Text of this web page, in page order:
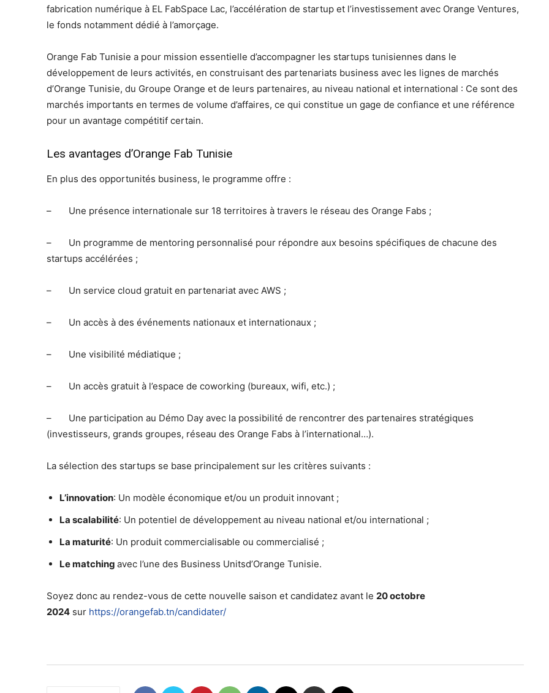
fabrication numérique à EL FabSpace Lac, l’accélération de startup et l’investissement avec Orange Ventures,
le fonds notamment dédié à l’amorçage.
Orange Fab Tunisie a pour mission essentielle d’accompagner les startups tunisiennes dans le
développement de leurs activités, en construisant des partenariats business avec les lignes de marchés
d’Orange Tunisie, du Groupe Orange et de leurs partenaires, au niveau national et international : Ce sont des
marchés importants en termes de volume d’affaires, ce qui constitue un gage de confiance et une référence
pour un avantage compétitif certain.
Les avantages d’Orange Fab Tunisie
En plus des opportunités business, le programme offre :
– Une présence internationale sur 18 territoires à travers le réseau des Orange Fabs ;
– Un programme de mentoring personnalisé pour répondre aux besoins spécifiques de chacune des
startups accélérées ;
– Un service cloud gratuit en partenariat avec AWS ;
– Un accès à des événements nationaux et internationaux ;
– Une visibilité médiatique ;
– Un accès gratuit à l’espace de coworking (bureaux, wifi, etc.) ;
– Une participation au Démo Day avec la possibilité de rencontrer des partenaires stratégiques
(investisseurs, grands groupes, réseau des Orange Fabs à l’international…).
La sélection des startups se base principalement sur les critères suivants :
L’innovation: Un modèle économique et/ou un produit innovant ;
La scalabilité: Un potentiel de développement au niveau national et/ou international ;
La maturité: Un produit commercialisable ou commercialisé ;
Le matching avec l’une des Business Unitsd’Orange Tunisie.
Soyez donc au rendez-vous de cette nouvelle saison et candidatez avant le 20 octobre
2024 sur https://orangefab.tn/candidater/